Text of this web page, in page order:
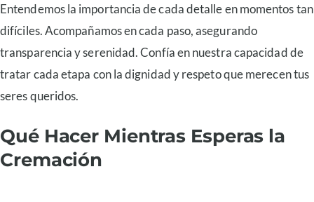
Entendemos la importancia de cada detalle en momentos tan
difíciles. Acompañamos en cada paso, asegurando
transparencia y serenidad. Confía en nuestra capacidad de
tratar cada etapa con la dignidad y respeto que merecen tus
seres queridos.
Qué Hacer Mientras Esperas la
Cremación